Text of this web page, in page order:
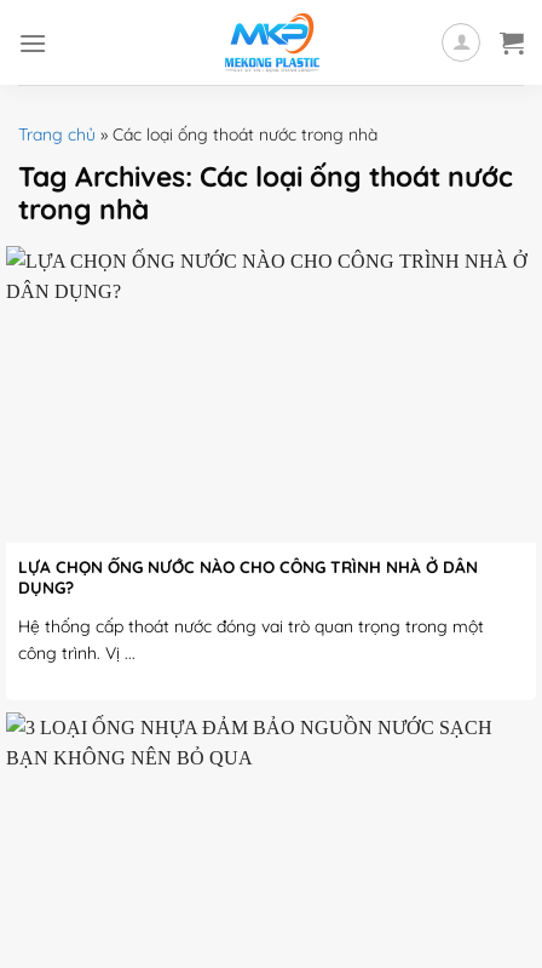
Trang chủ » Các loại ống thoát nước trong nhà
Tag Archives: Các loại ống thoát nước
trong nhà
LỰA CHỌN ỐNG NƯỚC NÀO CHO CÔNG TRÌNH NHÀ Ở DÂN
DỤNG?
Hệ thống cấp thoát nước đóng vai trò quan trọng trong một
công trình. Vị ...